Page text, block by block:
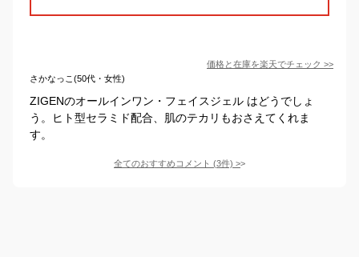
価格と在庫を楽天でチェック >>
さかなっこ(50代・女性)
ZIGENのオールインワン・フェイスジェル はどうでしょ
う。ヒト型セラミド配合、肌のテカリもおさえてくれま
す。
全てのおすすめコメント (3件) >